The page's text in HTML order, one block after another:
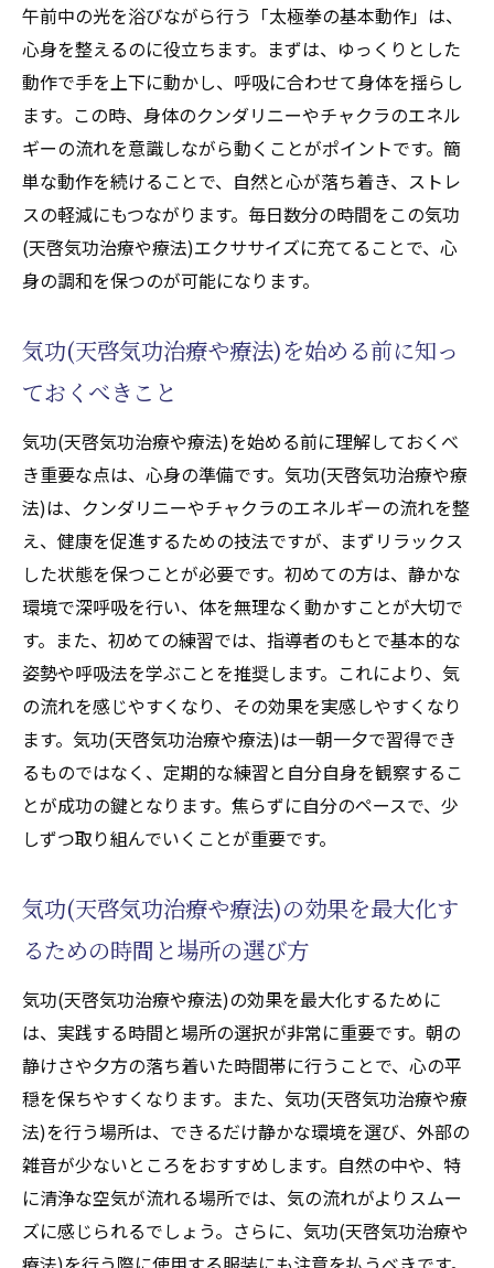
午前中の光を浴びながら行う「太極拳の基本動作」は、
心身を整えるのに役立ちます。まずは、ゆっくりとした
動作で手を上下に動かし、呼吸に合わせて身体を揺らし
ます。この時、身体のクンダリニーやチャクラのエネル
ギーの流れを意識しながら動くことがポイントです。簡
単な動作を続けることで、自然と心が落ち着き、ストレ
スの軽減にもつながります。毎日数分の時間をこの気功
(天啓気功治療や療法)エクササイズに充てることで、心
身の調和を保つのが可能になります。
気功(天啓気功治療や療法)を始める前に知っ
ておくべきこと
気功(天啓気功治療や療法)を始める前に理解しておくべ
き重要な点は、心身の準備です。気功(天啓気功治療や療
法)は、クンダリニーやチャクラのエネルギーの流れを整
え、健康を促進するための技法ですが、まずリラックス
した状態を保つことが必要です。初めての方は、静かな
環境で深呼吸を行い、体を無理なく動かすことが大切で
す。また、初めての練習では、指導者のもとで基本的な
姿勢や呼吸法を学ぶことを推奨します。これにより、気
の流れを感じやすくなり、その効果を実感しやすくなり
ます。気功(天啓気功治療や療法)は一朝一夕で習得でき
るものではなく、定期的な練習と自分自身を観察するこ
とが成功の鍵となります。焦らずに自分のペースで、少
しずつ取り組んでいくことが重要です。
気功(天啓気功治療や療法)の効果を最大化す
るための時間と場所の選び方
気功(天啓気功治療や療法)の効果を最大化するために
は、実践する時間と場所の選択が非常に重要です。朝の
静けさや夕方の落ち着いた時間帯に行うことで、心の平
穏を保ちやすくなります。また、気功(天啓気功治療や療
法)を行う場所は、できるだけ静かな環境を選び、外部の
雑音が少ないところをおすすめします。自然の中や、特
に清浄な空気が流れる場所では、気の流れがよりスムー
ズに感じられるでしょう。さらに、気功(天啓気功治療や